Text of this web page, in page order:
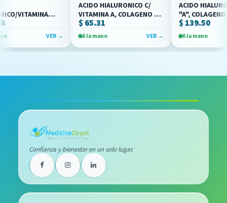
VITAMINA
3 C/30 CAP
VER →
ACIDO HIALURONICO C/
VITAMINA A, COLAGENO Y
ALOE VERA 700MG C/30
CAP(IVA)(NATURAGEL)
$ 65.31
A la mano VER →
ACIDO
"A", COLAGENO C/
(IVA)(MAKLEN)
$ 139.50
A la mano
Confianza y bienestar en un solo lugar.